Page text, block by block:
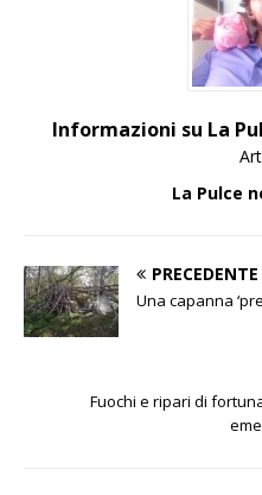
Informazioni su La
La Pulce
PRECEDENTE
Una capanna
Fuochi e ripari di